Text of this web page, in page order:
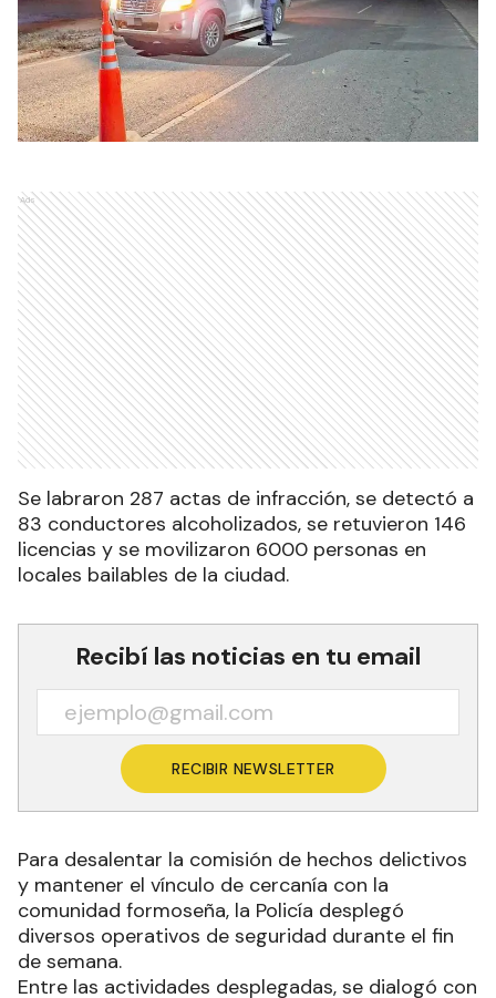
Ads
Se labraron 287 actas de infracción, se detectó a
83 conductores alcoholizados, se retuvieron 146
licencias y se movilizaron 6000 personas en
locales bailables de la ciudad.
Recibí las noticias en tu email
RECIBIR NEWSLETTER
Para desalentar la comisión de hechos delictivos
y mantener el vínculo de cercanía con la
comunidad formoseña, la Policía desplegó
diversos operativos de seguridad durante el fin
de semana.
Entre las actividades desplegadas, se dialogó con